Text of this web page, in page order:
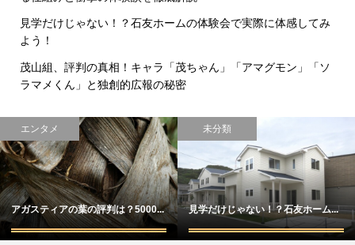
見学だけじゃない！？石友ホームの体験会で実際に体感してみ
よう！
茂山組、評判の真相！キャラ「茂ちゃん」「アマグモン」「ソ
ラマメくん」と独創的広報の秘密
エンタメ
アガスティアの葉の評判は？5000...
未分類
見学だけじゃない！？石友ホーム...